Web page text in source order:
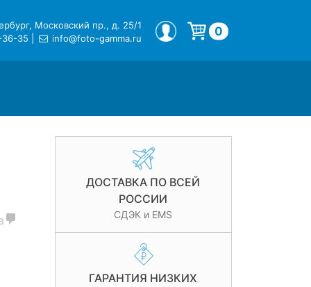
Московский пр., д. 25/1
36-35
info@foto-gamma.ru
МОЙ ПРОФИЛЬ 0
ДОСТАВКА ПО ВСЕЙ
РОССИИ
СДЭК и EMS
ГАРАНТИЯ НИЗКИХ